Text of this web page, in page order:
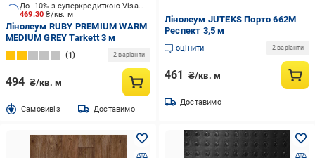
469.30₴/кв. м
До -10% з суперкредиткою Visa Вигода
Лінолеум RUBY PREMIUM WARM
MEDIUM GREY Tarkett 3 м
1 2 варіанти
494 ₴/кв. м
Cамовивіз Доставимо
Лінолеум JUTEKS Порто 662М
Респект 3,5 м
оцінити 2 варіанти
461 ₴/кв. м
Доставимо